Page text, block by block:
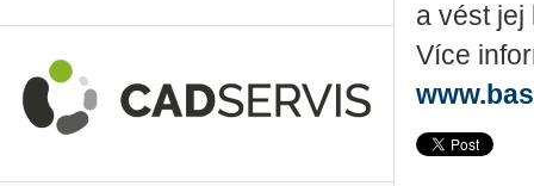
a vést jej
Více